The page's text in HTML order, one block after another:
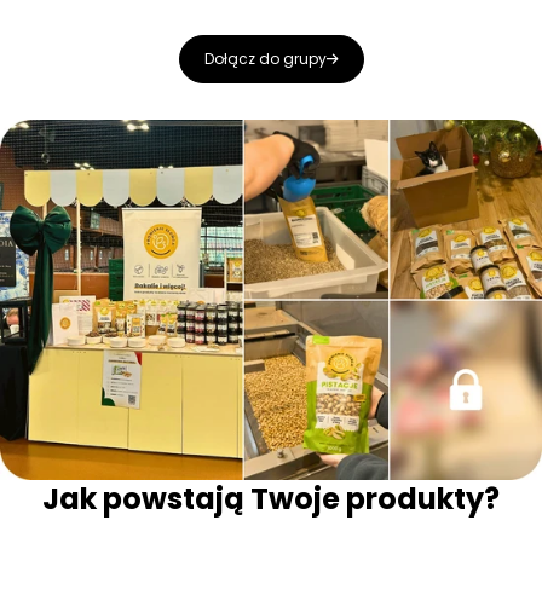
Dołącz do grupy
Jak powstają Twoje produkty?